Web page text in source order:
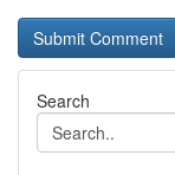
Search